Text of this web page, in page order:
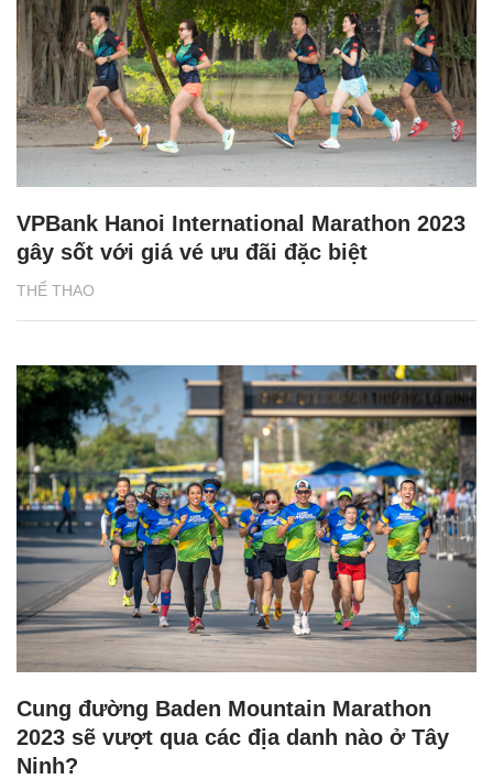
THỂ THAO
VPBank Hanoi International Marathon 2023
gây sốt với giá vé ưu đãi đặc biệt
Cung đường Baden Mountain Marathon
2023 sẽ vượt qua các địa danh nào ở Tây
Ninh?